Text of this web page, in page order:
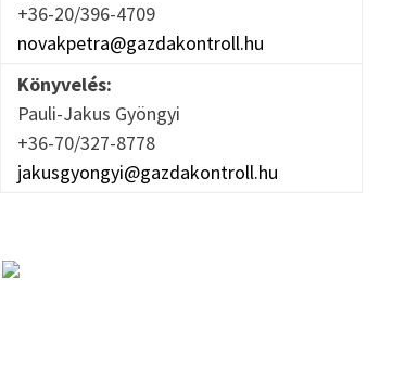
+36-20/396-4709
novakpetra@gazdakontroll.hu
Könyvelés:
Pauli-Jakus Gyöngyi
+36-70/327-8778
jakusgyongyi@gazdakontroll.hu